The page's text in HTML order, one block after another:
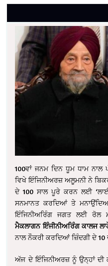
100ਵਾਂ ਜਨਮ ਦਿਨ ਧੂਮ ਧਾਮ ਨਾਲ
ਵਿਖੇ ਇੰਜਿਨੀਅਰਜ਼ ਅਲੂਮਨੀ ਨੇ
ਦੇ 100 ਸਾਲ ਪੂਰੇ ਕਰਨ ਲਈ
ਸਨਮਾਨਤ ਕਰਦਿਆਂ ਤੇ
ਇੰਜਿਨੀਅਰਿੰਗ ਜਗਤ ਲਈ ਰੋਲ
ਮੈਕਲਾਗਨ ਇੰਜੀਨੀਅਰਿੰਗ ਕਾਲਜ
ਨਾਲ ਨੌਕਰੀ ਕਰਦਿਆਂ ਜ਼ਿੰਦਗੀ ਦੇ
ਅੱਜ ਦੇ ਇੰਜਿਨੀਅਰਜ਼ ਨੂੰ ਉਨ੍ਹਾਂ ਦੀ